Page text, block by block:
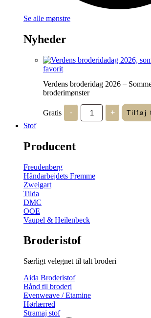
Se alle mønstre
Nyheder
favorit
Verdens broderidag 2026 –
broderimønster
Gratis -
Verdens
broderidag
2026
+ Tilføj
Stof
Producent
Freudenberg
Håndarbejdets Fremme
Zweigart
Tilda
DMC
OOE
Vaupel & Heilenbeck
Broderistof
Særligt velegnet til talt broderi
Aida Broderistof
Bånd til broderi
Evenweave / Etamine
Hørlærred
Stramaj stof